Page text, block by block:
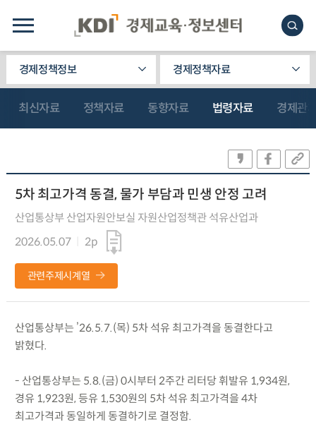
경제정책정보 경제정책자료
최신자료 정책자료 동향자료 법령자료 경제관
5차 최고가격 동결, 물가 부담과 민생 안정 고려
산업통상부 산업자원안보실 자원산업정책관 석유산업과
2026.05.07
2p
관련주제시계열
산업통상부는 ’26.5.7.(목) 5차 석유 최고가격을 동결한다고
밝혔다.
- 산업통상부는 5.8.(금) 0시부터 2주간 리터당 휘발유 1,934원,
경유 1,923원, 등유 1,530원의 5차 석유 최고가격을 4차
최고가격과 동일하게 동결하기로 결정함.